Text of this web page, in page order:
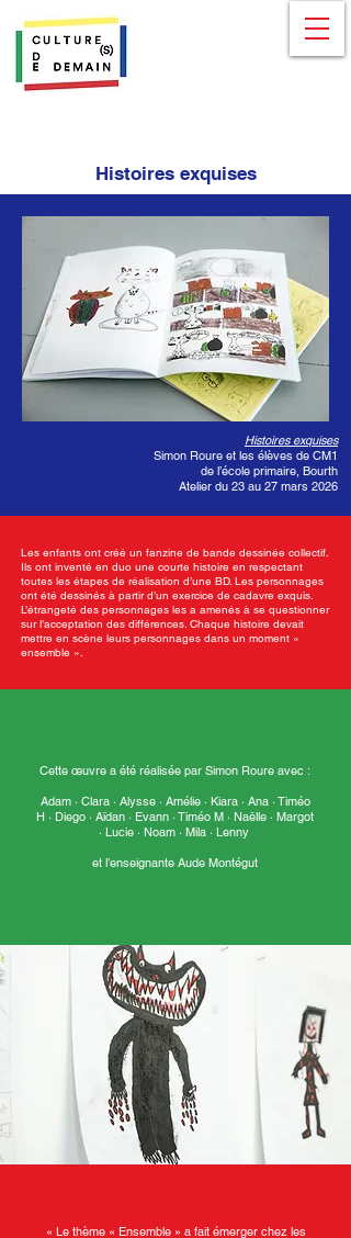
Histoires exquises
Histoires exquises
Simon Roure et les élèves de CM1
de l’école primaire, Bourth
Atelier du 23 au 27 mars 2026
Les enfants ont créé un fanzine de bande dessinée collectif.
Ils ont inventé en duo une courte histoire en respectant
toutes les étapes de réalisation d’une BD. Les personnages
ont été dessinés à partir d’un exercice de cadavre exquis.
L’étrangeté des personnages les a amenés à se questionner
sur l’acceptation des différences. Chaque histoire devait
mettre en scène leurs personnages dans un moment «
ensemble ».
Cette œuvre a été réalisée par Simon Roure avec :
Adam · Clara · Alysse · Amélie · Kiara · Ana · Timéo
H · Diego · Aïdan · Evann · Timéo M · Naëlle · Margot
· Lucie · Noam · Mila · Lenny
et l’enseignante Aude Montégut
« Le thème « Ensemble » a fait émerger chez les